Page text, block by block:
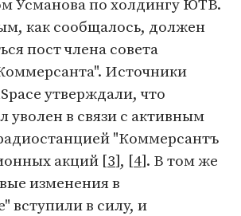
как сообщалось, должен
пост члена совета
Источники
утверждали, что
уволен в связи с активным
"Коммерсантъ
акций [3], [4]. В том же
изменения в
вступили в силу, и